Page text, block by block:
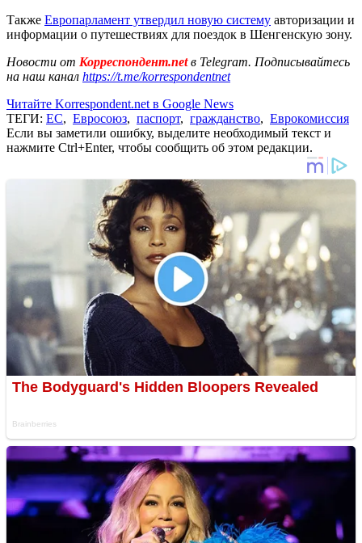
Также Европарламент утвердил новую систему авторизации и
информации о путешествиях для поездок в Шенгенскую зону.
Новости от Корреспондент.netв Telegram. Подписывайтесь
на наш канал https://t.me/korrespondentnet
Читайте Korrespondent.net в Google News
ТЕГИ: ЕС, Евросоюз, паспорт, гражданство, Еврокомиссия
Если вы заметили ошибку, выделите необходимый текст и
нажмите Ctrl+Enter, чтобы сообщить об этом редакции.